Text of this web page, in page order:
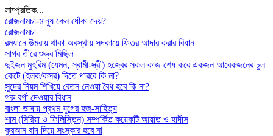
সাম্প্রতিক...
রোজনামচা-মানুষ কেন ধোঁকা দেয়?
রোজনামচা
রমযানে উমরায় থাকা অবস্থায় সদকায়ে ফিতর আদার করার বিধান
সাগর তীরে শুভ্র মিছিল
দুইজন মুহরিম (যেমন, স্বামী-স্ত্রী) হজ্বের সকল কাজ শেষ করে একজন আরেকজনের চুল
কেটে (হলক/কসর) দিতে পারবে কি না?
সুদের নিয়ম শিখিয়ে বেতন নেওয়া বৈধ হবে কি না?
গরু বর্গা দেওয়ার বিধান
বাংলা ভাষায় প্রথম যুগের হজ-সাহিত্য
শাম (সিরিয়া ও ফিলিস্তিন) সম্পর্কিত কয়েকটি আয়াত ও হাদীস
কুরআন বাদ দিয়ে সংস্কার হবে না